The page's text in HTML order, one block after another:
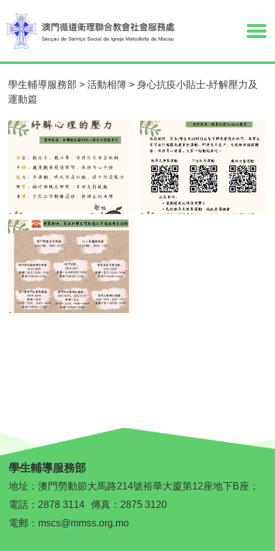
學生輔導服務部 > 活動相簿 > 身心抗疫小貼士-紓解壓力及
運動篇
學生輔導服務部
地址：澳門勞動節大馬路214號裕華大廈第12座地下B座；
電話： 2878 3114 傳真：2875 3120
電郵： mscs@mmss.org.mo